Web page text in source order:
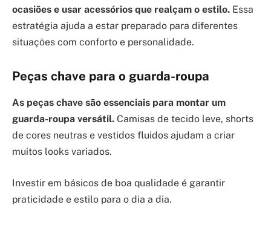
ocasiões e usar acessórios que realçam o estilo. Essa
estratégia ajuda a estar preparado para diferentes
situações com conforto e personalidade.
Peças chave para o guarda-roupa
As peças chave são essenciais para montar um
guarda-roupa versátil. Camisas de tecido leve, shorts
de cores neutras e vestidos fluidos ajudam a criar
muitos looks variados.
Investir em básicos de boa qualidade é garantir
praticidade e estilo para o dia a dia.